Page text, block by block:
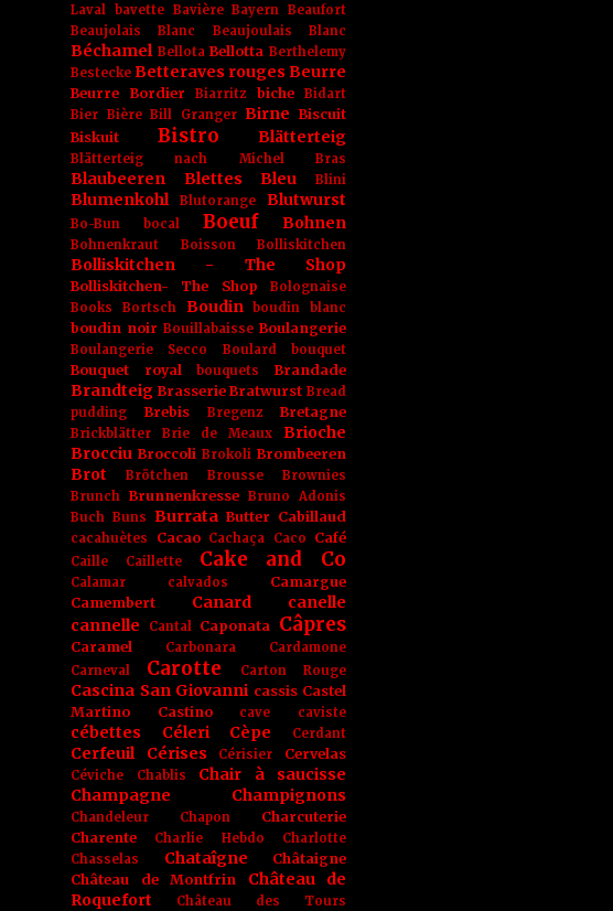
Laval
bavette Bavière Bayern Beaufort
Beaujolais Blanc
Beaujoulais Blanc
Béchamel Bellota Bellotta Berthelemy
Bestecke Betteraves rouges Beurre
Beurre Bordier Biarritz biche
Bidart
Bier Bière Bill Granger Birne
Biscuit
Biskuit
Bistro Blätterteig
Blätterteig nach Michel Bras
Blaubeeren Blettes Bleu Blini
Blumenkohl Blutorange Blutwurst
Bo-Bun bocal Boeuf Bohnen
Bohnenkraut Boisson Bolliskitchen
Bolliskitchen - The Shop
Bolliskitchen- The Shop
Bolognaise
Books
Bortsch Boudin boudin blanc
boudin noir Bouillabaisse Boulangerie
Boulangerie Secco Boulard bouquet
Bouquet royal bouquets Brandade
Brandteig Brasserie Bratwurst Bread
pudding
Brebis Bregenz Bretagne
Brickblätter Brie de Meaux
Brioche
Brocciu Broccoli Brokoli Brombeeren
Brot Brötchen Brousse
Brownies
Brunch Brunnenkresse Bruno Adonis
Buch Buns Burrata Butter Cabillaud
cacahuètes Cacao Cachaça Caco Café
Caille Caillette Cake and Co
Calamar calvados
Camargue
Camembert
Canard
canelle
cannelle
Cantal Caponata Câpres
Caramel Carbonara
Cardamone
Carneval
Carotte Carton Rouge
Cascina San Giovanni cassis Castel
Martino
Castino cave caviste
cébettes Céleri Cèpe Cerdant
Cerfeuil Cérises Cérisier Cervelas
Céviche Chablis
Chair à saucisse
Champagne
Champignons
Chandeleur Chapon
Charcuterie
Charente
Charlie Hebdo
Charlotte
Chasselas
Chataîgne
Châtaigne
Château de Montfrin
Château de
Roquefort
Château des Tours